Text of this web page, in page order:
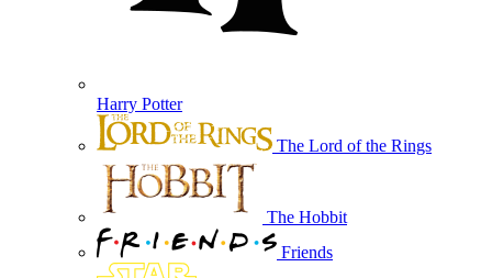
Harry Potter
The Lord of the Rings
The Hobbit
Friends